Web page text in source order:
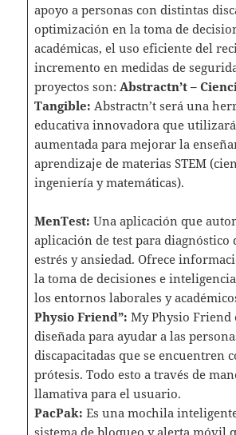
apoyo a personas con distintas
optimización en la toma de
académicas, el uso eficiente del
incremento en medidas de
proyectos son: Abstractn’t –
Tangible: Abstractn’t será una
educativa innovadora que
aumentada para mejorar la
aprendizaje de materias STEM
ingeniería y matemáticas).
MenTest: Una aplicación que
aplicación de test para diagnóstico
estrés y ansiedad. Ofrece
la toma de decisiones e
los entornos laborales y
Physio Friend”: My Physio Friend
diseñada para ayudar a las
discapacitadas que se encuentren
prótesis. Todo esto a través de
llamativa para el usuario.
PacPak: Es una mochila